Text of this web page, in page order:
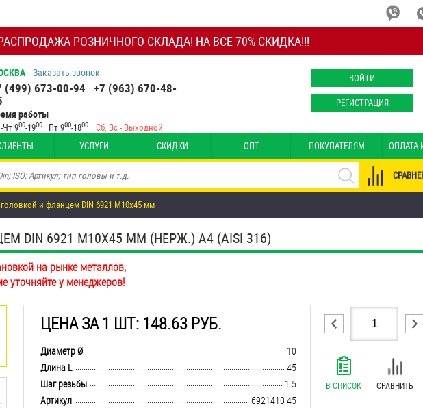
РОЗНИЧНОГО СКЛАДА! НА ВСЁ 70% СКИДКА!!!
Заказать звонок
(499) 673-00-94 +7 (963) 670-48-
работы
Чт 900-1900 Пт 900-1800 Сб, Вс - Выходной
ВОЙТИ
РЕГИСТРАЦИЯ
УСЛУГИ СКИДКИ ОПТ ПОКУПАТЕЛЯМ ОПЛАТА
и фланцем DIN 6921 М10х45 мм
DIN 6921 М10Х45 ММ (НЕРЖ.) A4 (AISI 316)
на рынке металлов,
уточняйте у менеджеров!
ЦЕНА ЗА 1 ШТ: 148.63 РУБ.
Диаметр Ø
10
Длина L
45
Шаг резьбы
1.5
Артикул
6921410 45
В СПИСОК СРАВНИТЬ